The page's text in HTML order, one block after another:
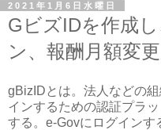
2021年1月6日水曜日
GビズIDを作成
ン、報酬月額変
gBizIDとは。法人などの
インするための認証プラ
する。e-Govにログイン